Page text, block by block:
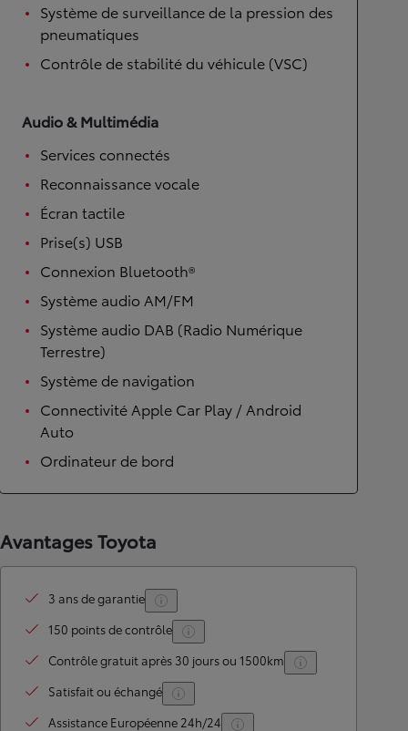
Système de surveillance de la pression des
pneumatiques
Contrôle de stabilité du véhicule (VSC)
Audio & Multimédia
Services connectés
Reconnaissance vocale
Écran tactile
Prise(s) USB
Connexion Bluetooth®
Système audio AM/FM
Système audio DAB (Radio Numérique
Terrestre)
Système de navigation
Connectivité Apple Car Play / Android
Auto
Ordinateur de bord
Avantages Toyota
3 ans de garantie
150 points de contrôle
Contrôle gratuit après 30 jours ou 1500km
Satisfait ou échangé
Assistance Européenne 24h/24